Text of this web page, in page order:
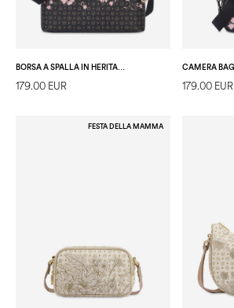
BORSA A SPALLA IN HERITAGE MARINA FLOWER NERO/NERO
179.00 EUR 179.00 EUR
FESTA DELLA MAMMA